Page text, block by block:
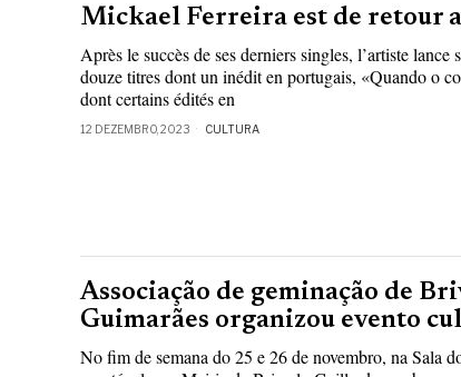
Mickael Ferreira est de retour
Après le succès de ses derniers singles, l’artiste
douze titres dont un inédit en portugais, «Quando o
dont certains édités en
12 DEZEMBRO, 2023 CULTURA
Associação de geminação de
Guimarães organizou evento
No fim de semana do 25 e 26 de novembro, na Sala